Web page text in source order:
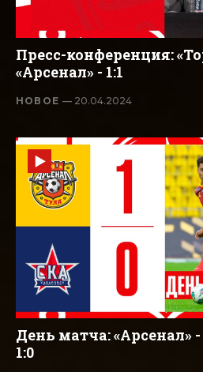
Пресс-конференция:
«Арсенал» - 1:1
НОВОЕ— 20.04.2024
День матча: «Арсенал»
1:0